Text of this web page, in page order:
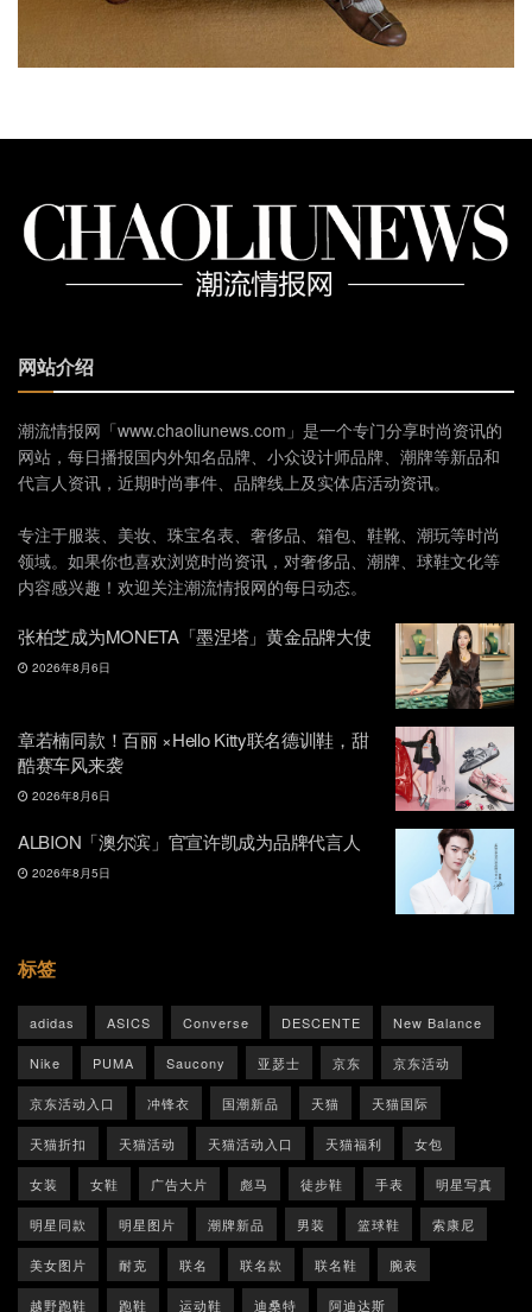
网站介绍
潮流情报网「www.chaoliunews.com」是一个专门分享时尚资讯的
网站，每日播报国内外知名品牌、小众设计师品牌、潮牌等新品和
代言人资讯，近期时尚事件、品牌线上及实体店活动资讯。
专注于服装、美妆、珠宝名表、奢侈品、箱包、鞋靴、潮玩等时尚
领域。如果你也喜欢浏览时尚资讯，对奢侈品、潮牌、球鞋文化等
内容感兴趣！欢迎关注潮流情报网的每日动态。
张柏芝成为MONETA「墨涅塔」黄金品牌大使
2026年8月6日
章若楠同款！百丽 ×Hello Kitty联名德训鞋，甜
酷赛车风来袭
2026年8月6日
ALBION「澳尔滨」官宣许凯成为品牌代言人
2026年8月5日
标签
adidas ASICS Converse DESCENTE New Balance
Nike PUMA Saucony 亚瑟士 京东 京东活动
京东活动入口 冲锋衣 国潮新品 天猫 天猫国际
天猫折扣 天猫活动 天猫活动入口 天猫福利 女包
女装 女鞋 广告大片 彪马 徒步鞋 手表 明星写真
明星同款 明星图片 潮牌新品 男装 篮球鞋 索康尼
美女图片 耐克 联名 联名款 联名鞋 腕表
越野跑鞋 跑鞋 运动鞋 迪桑特 阿迪达斯